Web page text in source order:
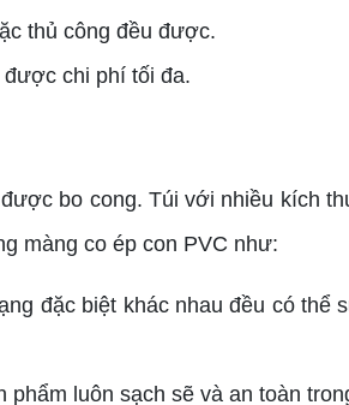
thủ công đều được.
chi phí tối đa.
bo cong. Túi với nhiều kích
màng co ép con PVC như:
đặc biệt khác nhau đều có
luôn sạch sẽ và an toàn